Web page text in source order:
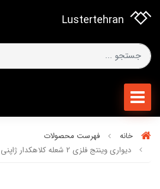
Lustertehran
خانه
فهرست محصولات
دیواری وینتج فلزی 2 شعله کلاهکدار ژاپنی متحرک هنری برند OWL